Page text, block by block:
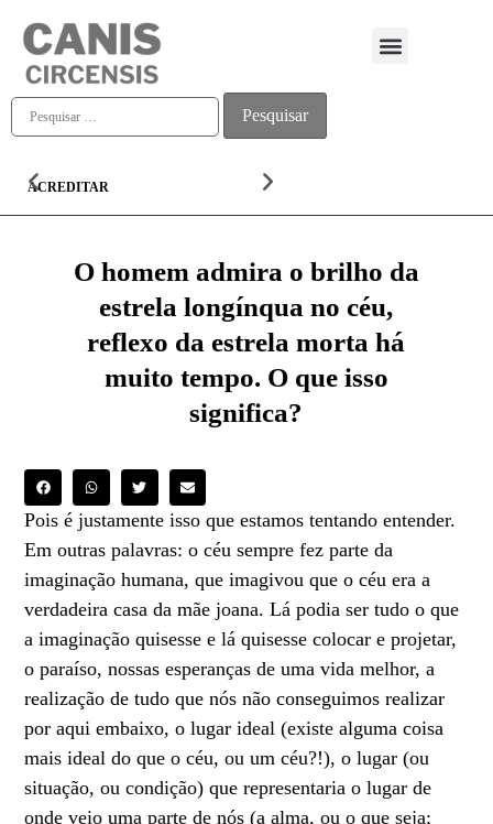
ACREDITAR
O homem admira o brilho da
estrela longínqua no céu,
reflexo da estrela morta há
muito tempo. O que isso
significa?
Pois é justamente isso que estamos tentando entender.
Em outras palavras: o céu sempre fez parte da
imaginação humana, que imagivou que o céu era a
verdadeira casa da mãe joana. Lá podia ser tudo o que
a imaginação quisesse e lá quisesse colocar e projetar,
o paraíso, nossas esperanças de uma vida melhor, a
realização de tudo que nós não conseguimos realizar
por aqui embaixo, o lugar ideal (existe alguma coisa
mais ideal do que o céu, ou um céu?!), o lugar (ou
situação, ou condição) que representaria o lugar de
onde veio uma parte de nós (a alma, ou o que seja;